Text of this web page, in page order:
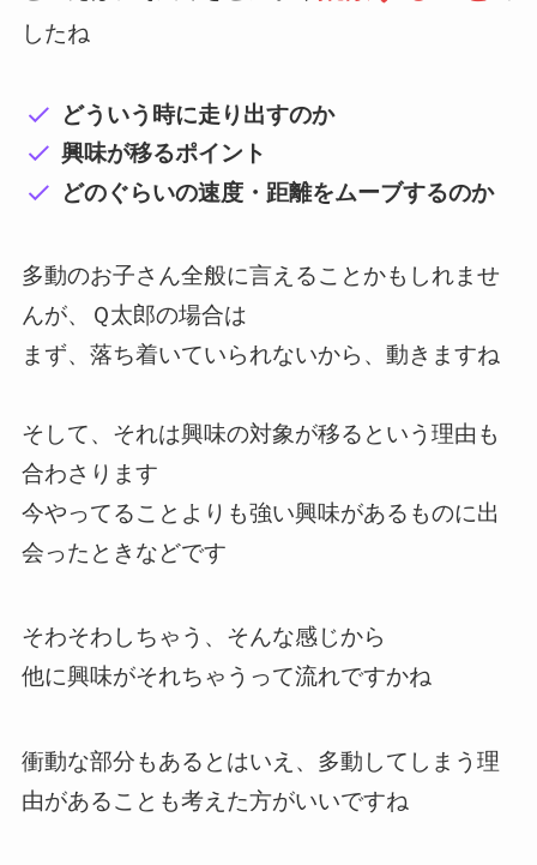
したね
どういう時に走り出すのか
興味が移るポイント
どのぐらいの速度・距離をムーブするのか
多動のお子さん全般に言えることかもしれませ
んが、Ｑ太郎の場合は
まず、落ち着いていられないから、動きますね
そして、それは興味の対象が移るという理由も
合わさります
今やってることよりも強い興味があるものに出
会ったときなどです
そわそわしちゃう、そんな感じから
他に興味がそれちゃうって流れですかね
衝動な部分もあるとはいえ、多動してしまう理
由があることも考えた方がいいですね